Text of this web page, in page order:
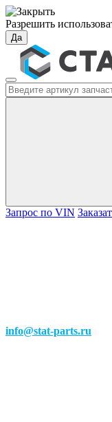
Разрешить
Да
Запрос по VIN
info@stat-parts.ru